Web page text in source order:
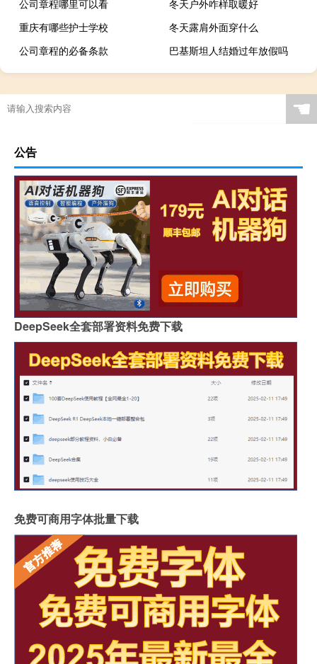
公司章程哪里可以看
冬天户外咋样取暖好
重庆有哪些护士学校
冬天露肩外面穿什么
公司章程的必备条款
巴基斯坦人结婚过年放假吗
☚
公告
DeepSeek全套部署资料免费下载
免费可商用字体批量下载